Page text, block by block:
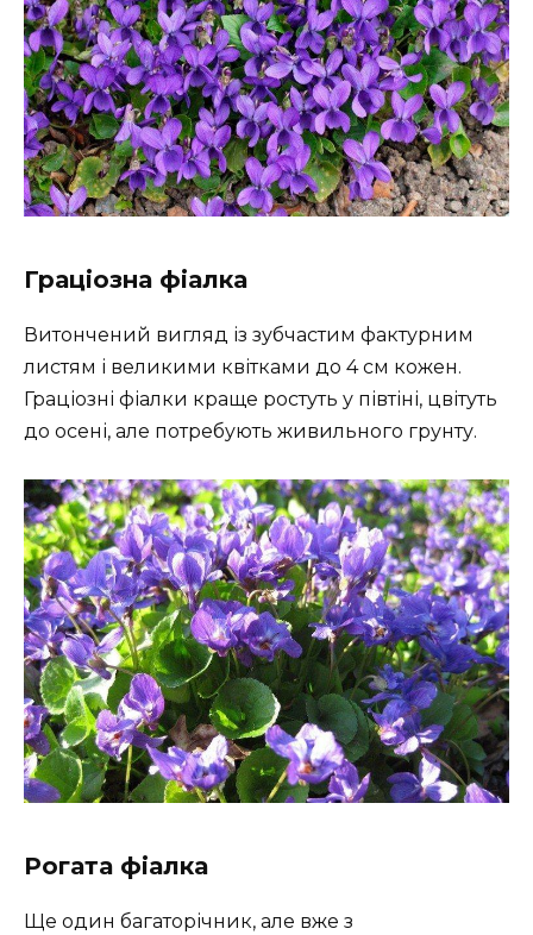
Граціозна фіалка
Витончений вигляд із зубчастим фактурним
листям і великими квітками до 4 см кожен.
Граціозні фіалки краще ростуть у півтіні, цвітуть
до осені, але потребують живильного грунту.
Рогата фіалка
Ще один багаторічник, але вже з